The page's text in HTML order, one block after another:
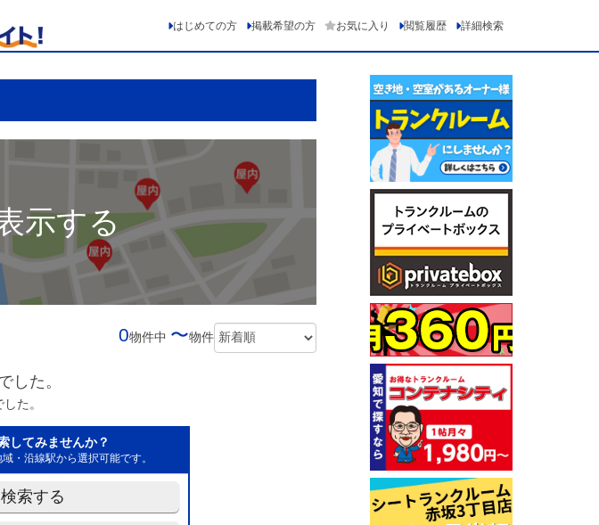
はじめての方 掲載希望の方 お気に入り 閲覧履歴 詳細検索
示する
0物件中 〜物件
した。
た。
してみませんか？
・沿線駅から選択可能です。
索する